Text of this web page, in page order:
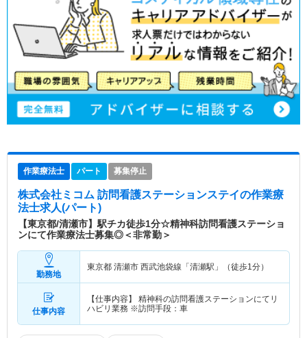
作業療法士 パート 募集停止
株式会社ミコム 訪問看護ステーションステイの作業療
法士求人(パート)
【東京都/清瀬市】駅チカ徒歩1分☆精神科訪問看護ステーショ
ンにて作業療法士募集◎＜非常勤＞
勤務地
東京都 清瀬市 西武池袋線「清瀬駅」（徒歩1分）
仕事内容
【仕事内容】 精神科の訪問看護ステーションにてリ
ハビリ業務 ※訪問手段：車